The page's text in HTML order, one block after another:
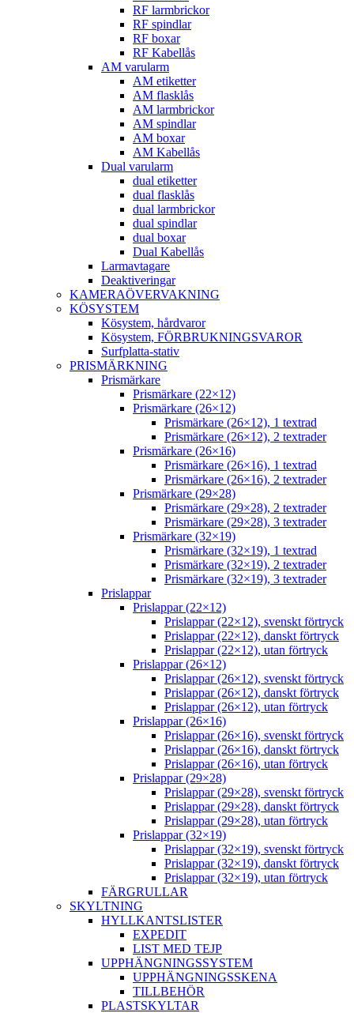
RF larmbrickor
RF spindlar
RF boxar
RF Kabellås
AM varularm
AM etiketter
AM flasklås
AM larmbrickor
AM spindlar
AM boxar
AM Kabellås
Dual varularm
dual etiketter
dual flasklås
dual larmbrickor
dual spindlar
dual boxar
Dual Kabellås
Larmavtagare
Deaktiveringar
KAMERAÖVERVAKNING
KÖSYSTEM
Kösystem, hårdvaror
Kösystem, FÖRBRUKNINGSVAROR
Surfplatta-stativ
PRISMÄRKNING
Prismärkare
Prismärkare (22×12)
Prismärkare (26×12)
Prismärkare (26×12), 1 textrad
Prismärkare (26×12), 2 textrader
Prismärkare (26×16)
Prismärkare (26×16), 1 textrad
Prismärkare (26×16), 2 textrader
Prismärkare (29×28)
Prismärkare (29×28), 2 textrader
Prismärkare (29×28), 3 textrader
Prismärkare (32×19)
Prismärkare (32×19), 1 textrad
Prismärkare (32×19), 2 textrader
Prismärkare (32×19), 3 textrader
Prislappar
Prislappar (22×12)
Prislappar (22×12), svenskt förtryck
Prislappar (22×12), danskt förtryck
Prislappar (22×12), utan förtryck
Prislappar (26×12)
Prislappar (26×12), svenskt förtryck
Prislappar (26×12), danskt förtryck
Prislappar (26×12), utan förtryck
Prislappar (26×16)
Prislappar (26×16), svenskt förtryck
Prislappar (26×16), danskt förtryck
Prislappar (26×16), utan förtryck
Prislappar (29×28)
Prislappar (29×28), svenskt förtryck
Prislappar (29×28), danskt förtryck
Prislappar (29×28), utan förtryck
Prislappar (32×19)
Prislappar (32×19), svenskt förtryck
Prislappar (32×19), danskt förtryck
Prislappar (32×19), utan förtryck
FÄRGRULLAR
SKYLTNING
HYLLKANTSLISTER
EXPEDIT
LIST MED TEJP
UPPHÄNGNINGSSYSTEM
UPPHÄNGNINGSSKENA
TILLBEHÖR
PLASTSKYLTAR